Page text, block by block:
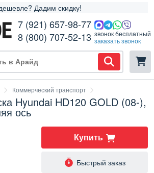
Дадим скидку!
7 (921) 657-98-77
8 (800) 707-52-13 звонок бесплатный
заказать звонок
Коммерческий транспорт
Hyundai HD120 GOLD (08-),
ось
Купить
Быстрый заказ